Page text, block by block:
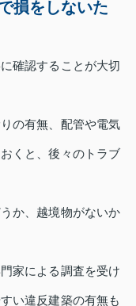
損をしないた
確認することが大切
の有無、配管や電気
くと、後々のトラブ
か、越境物がないか
家による調査を受け
い違反建築の有無も